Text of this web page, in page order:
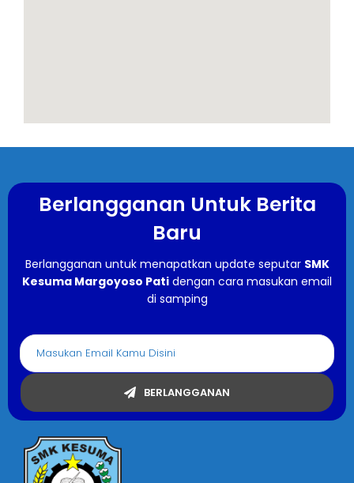
Berlangganan Untuk Berita
Baru
Berlangganan untuk menapatkan update seputar SMK
Kesuma Margoyoso Pati dengan cara masukan email
di samping
BERLANGGANAN